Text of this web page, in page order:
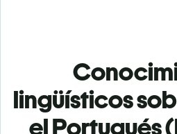
lingüísticos
el Portugués